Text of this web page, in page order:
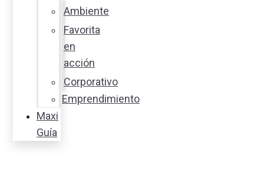
Ambiente
Favorita
en
acción
Corporativo
Emprendimiento
Maxi
Guía